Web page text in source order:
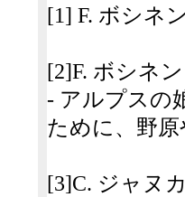
[1] F. ボシネ
[2]F. ボシネ
- アルプスの
ために、野
[3]C. ジャヌ